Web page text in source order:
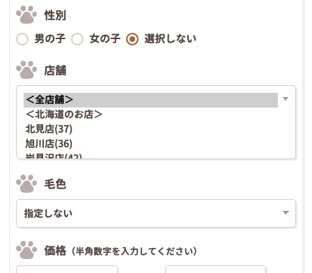
性別
男の子 女の子 選択しない
店舗
毛色
価格 （半角数字を入力してください）